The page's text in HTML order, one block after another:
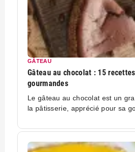
GÂTEAU
Gâteau au chocolat : 15
gourmandes
Le gâteau au chocolat est un
la pâtisserie, apprécié pour sa
revisité avec des ingrédients
satisfaire